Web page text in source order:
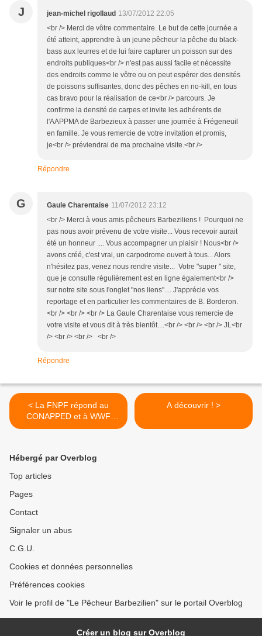
J jean-michel rigollaud 13/07/2012 22:05
<br /> Merci de vôtre commentaire. Le but de cette journée a
été atteint, apprendre à un jeune pêcheur la pêche du black-
bass aux leurres et de lui faire capturer un poisson sur des
endroits publiques<br /> n'est pas aussi facile et nécessite
des endroits comme le vôtre ou on peut espérer des densités
de poissons suffisantes, donc des pêches en no-kill, en tous
cas bravo pour la réalisation de ce<br /> parcours. Je
confirme la densité de carpes et invite les adhérents de
l'AAPPMA de Barbezieux à passer une journée à Frégeneuil
en famille. Je vous remercie de votre invitation et promis,
je<br /> préviendrai de ma prochaine visite.<br />
Répondre
G Gaule Charentaise 11/07/2012 23:12
<br /> Merci à vous amis pêcheurs Barbeziliens ! Pourquoi ne
pas nous avoir prévenu de votre visite... Vous recevoir aurait
été un honneur .... Vous accompagner un plaisir ! Nous<br />
avons créé, c'est vrai, un carpodrome ouvert à tous... Alors
n'hésitez pas, venez nous rendre visite... Votre "super " site,
que je consulte règulièrement est en ligne également<br />
sur notre site sous l'onglet "nos liens".... J'apprécie vos
reportage et en particulier les commentaires de B. Borderon.
<br /> <br /> <br /> La Gaule Charentaise vous remercie de
votre visite et vous dit à très bientôt....<br /> <br /> <br /> JL<br
/> <br /> <br /> <br />
Répondre
< La FNPF répond au
CONAPPED et à WWF
France ...
A découvrir ! >
Hébergé par Overblog
Top articles
Pages
Contact
Signaler un abus
C.G.U.
Cookies et données personnelles
Préférences cookies
Voir le profil de "Le Pêcheur Barbezilien" sur le portail Overblog
Créer un blog sur Overblog